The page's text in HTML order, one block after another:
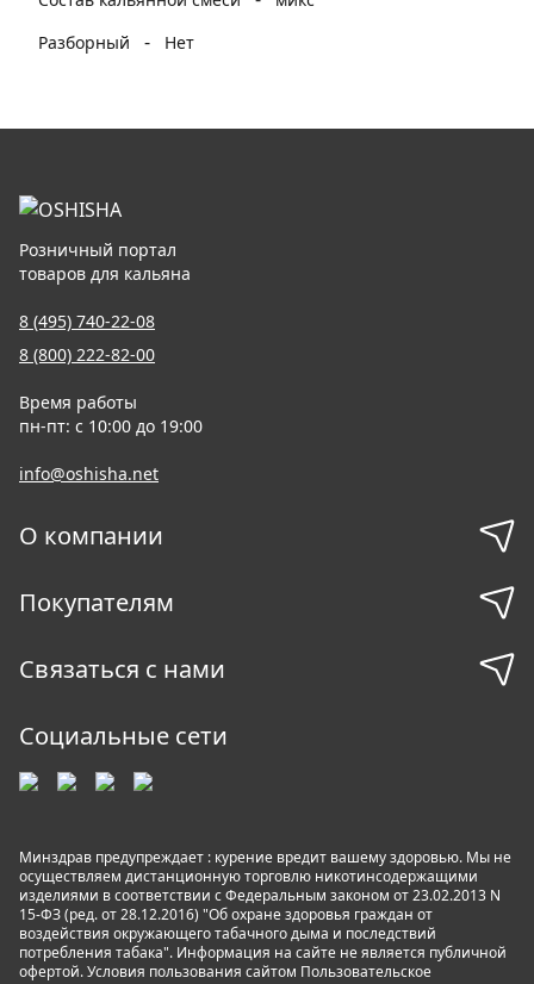
Разборный
- Нет
Розничный портал
товаров для кальяна
8 (495) 740-22-08
8 (800) 222-82-00
Время работы
пн-пт: с 10:00 до 19:00
info@oshisha.net
О компании
Покупателям
Связаться с нами
Социальные сети
Минздрав предупреждает : курение вредит вашему здоровью. Мы не
осуществляем дистанционную торговлю никотинсодержащими
изделиями в соответствии с Федеральным законом от 23.02.2013 N
15-ФЗ (ред. от 28.12.2016) "Об охране здоровья граждан от
воздействия окружающего табачного дыма и последствий
потребления табака". Информация на сайте не является публичной
офертой. Условия пользования сайтом Пользовательское